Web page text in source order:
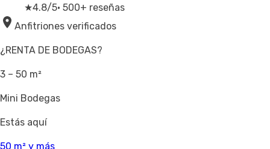
★4.8/5· 500+ reseñas
Anfitriones verificados
¿RENTA DE BODEGAS?
3 – 50 m²
Mini Bodegas
Estás aquí
50 m² y más